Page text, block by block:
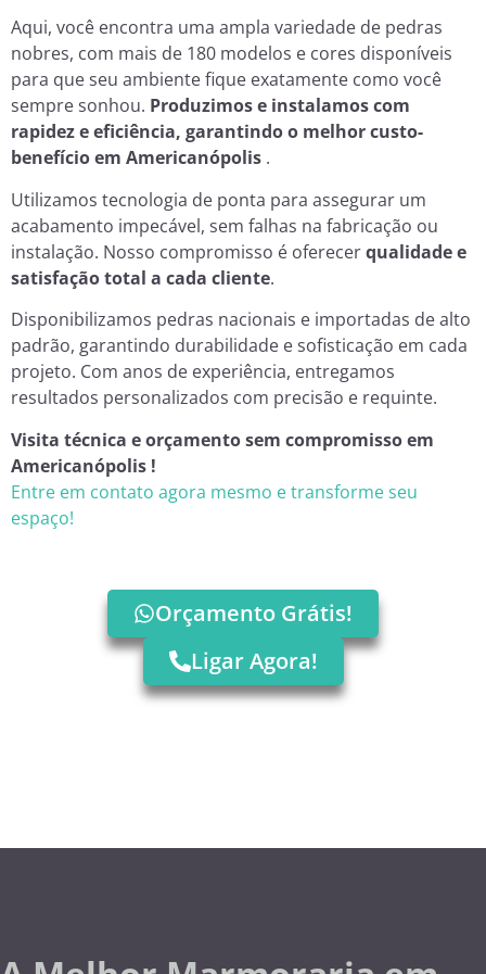
Aqui, você encontra uma ampla variedade de pedras
nobres, com mais de 180 modelos e cores disponíveis
para que seu ambiente fique exatamente como você
sempre sonhou. Produzimos e instalamos com
rapidez e eficiência, garantindo o melhor custo-
benefício em Americanópolis .
Utilizamos tecnologia de ponta para assegurar um
acabamento impecável, sem falhas na fabricação ou
instalação. Nosso compromisso é oferecerqualidade e
satisfação total a cada cliente.
Disponibilizamos pedras nacionais e importadas de alto
padrão, garantindo durabilidade e sofisticação em cada
projeto. Com anos de experiência, entregamos
resultados personalizados com precisão e requinte.
Visita técnica e orçamento sem compromisso em
Americanópolis !
Entre em contato agora mesmo e transforme seu
espaço!
Orçamento Grátis!
Ligar Agora!